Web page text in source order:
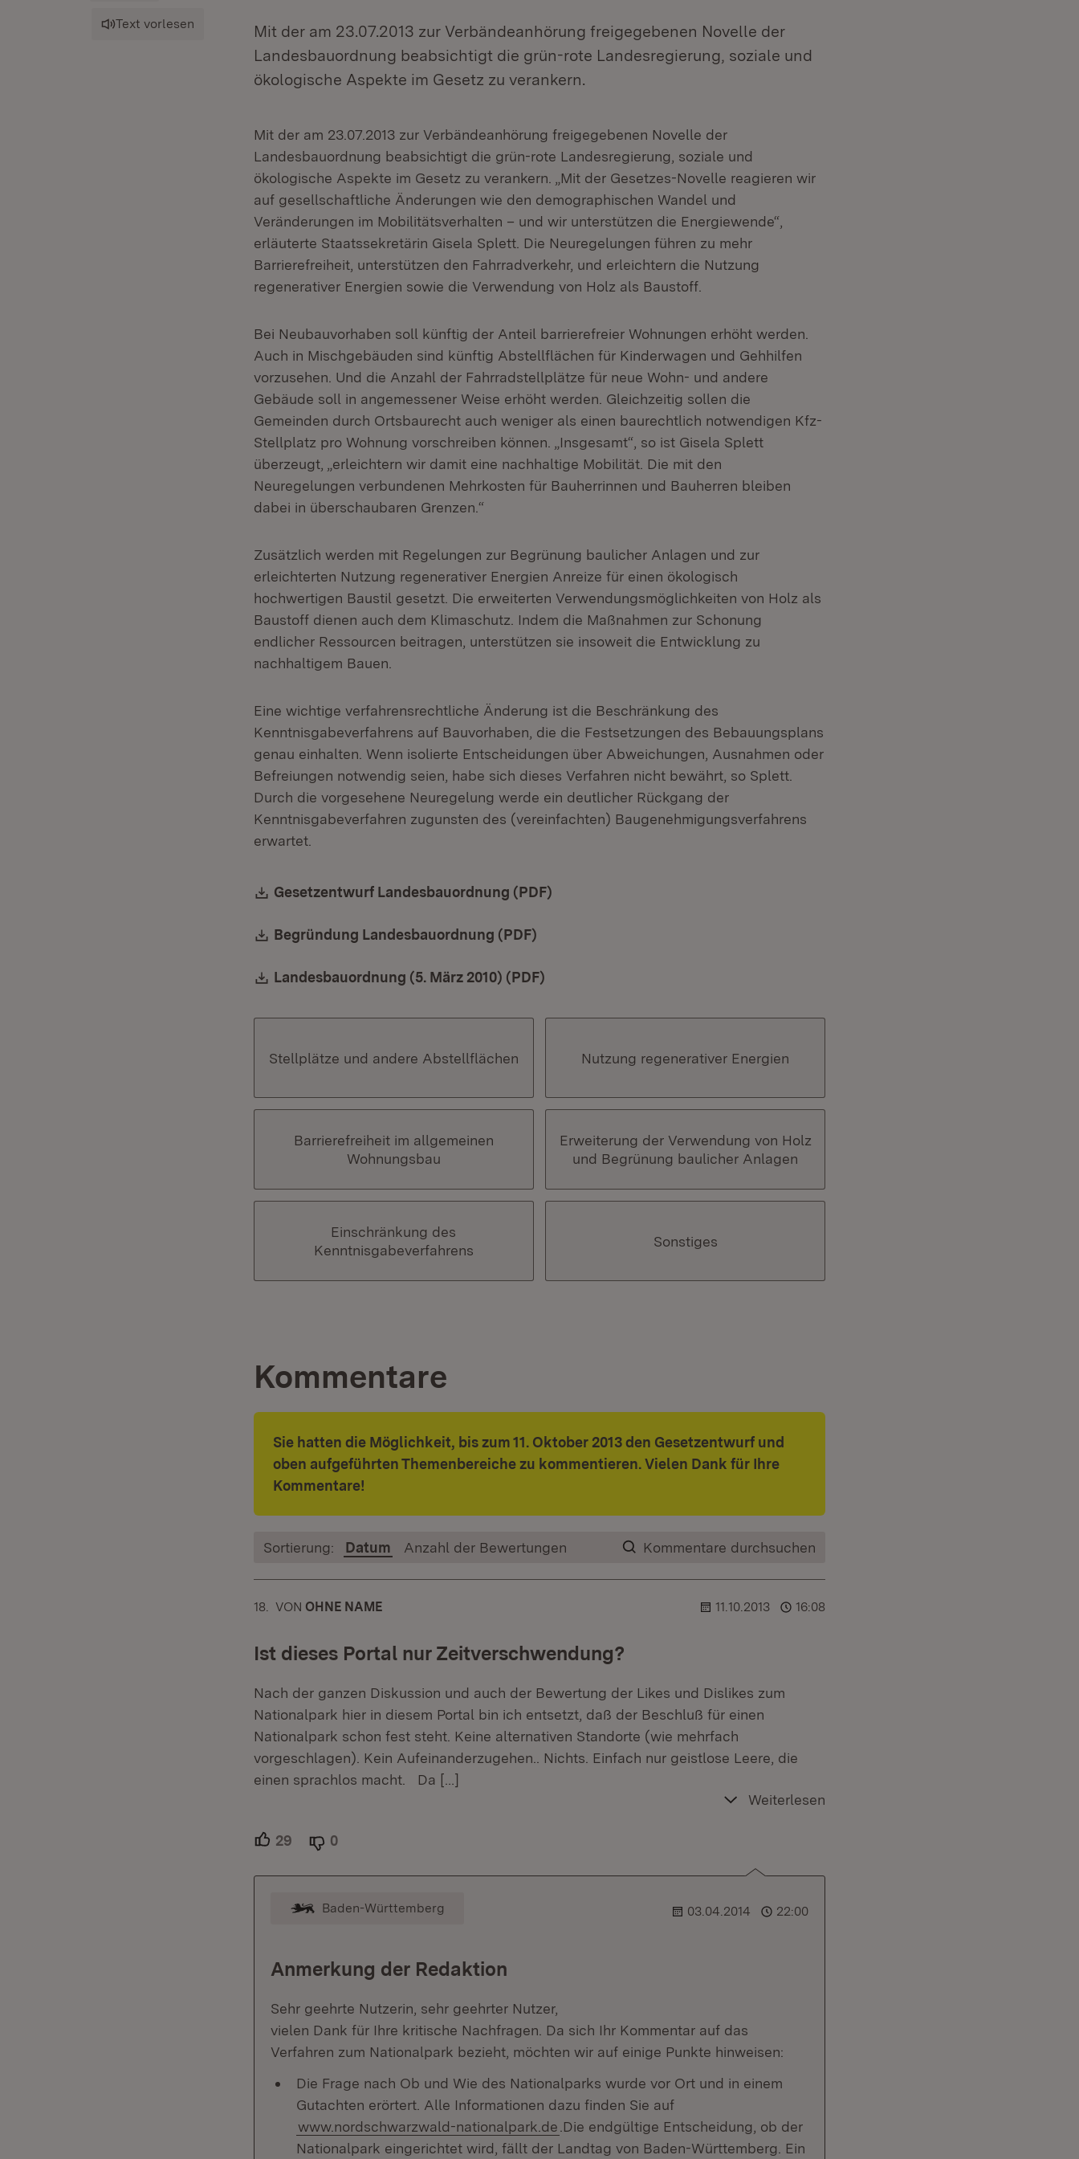
Mit der am 23.07.2013 zur Verbändeanhörung freigegebenen Novelle der
Landesbauordnung beabsichtigt die grün-rote Landesregierung, soziale und
ökologische Aspekte im Gesetz zu verankern.
Text vorlesen
Mit der am 23.07.2013 zur Verbändeanhörung freigegebenen Novelle der
Landesbauordnung beabsichtigt die grün-rote Landesregierung, soziale und
ökologische Aspekte im Gesetz zu verankern. „Mit der Gesetzes-Novelle reagieren wir
auf gesellschaftliche Änderungen wie den demographischen Wandel und
Veränderungen im Mobilitätsverhalten – und wir unterstützen die Energiewende“,
erläuterte Staatssekretärin Gisela Splett. Die Neuregelungen führen zu mehr
Barrierefreiheit, unterstützen den Fahrradverkehr, und erleichtern die Nutzung
regenerativer Energien sowie die Verwendung von Holz als Baustoff.
Bei Neubauvorhaben soll künftig der Anteil barrierefreier Wohnungen erhöht werden.
Auch in Mischgebäuden sind künftig Abstellflächen für Kinderwagen und Gehhilfen
vorzusehen. Und die Anzahl der Fahrradstellplätze für neue Wohn- und andere
Gebäude soll in angemessener Weise erhöht werden. Gleichzeitig sollen die
Gemeinden durch Ortsbaurecht auch weniger als einen baurechtlich notwendigen Kfz-
Stellplatz pro Wohnung vorschreiben können. „Insgesamt“, so ist Gisela Splett
überzeugt, „erleichtern wir damit eine nachhaltige Mobilität. Die mit den
Neuregelungen verbundenen Mehrkosten für Bauherrinnen und Bauherren bleiben
dabei in überschaubaren Grenzen.“
Zusätzlich werden mit Regelungen zur Begrünung baulicher Anlagen und zur
erleichterten Nutzung regenerativer Energien Anreize für einen ökologisch
hochwertigen Baustil gesetzt. Die erweiterten Verwendungsmöglichkeiten von Holz als
Baustoff dienen auch dem Klimaschutz. Indem die Maßnahmen zur Schonung
endlicher Ressourcen beitragen, unterstützen sie insoweit die Entwicklung zu
nachhaltigem Bauen.
Eine wichtige verfahrensrechtliche Änderung ist die Beschränkung des
Kenntnisgabeverfahrens auf Bauvorhaben, die die Festsetzungen des Bebauungsplans
genau einhalten. Wenn isolierte Entscheidungen über Abweichungen, Ausnahmen oder
Befreiungen notwendig seien, habe sich dieses Verfahren nicht bewährt, so Splett.
Durch die vorgesehene Neuregelung werde ein deutlicher Rückgang der
Kenntnisgabeverfahren zugunsten des (vereinfachten) Baugenehmigungsverfahrens
erwartet.
Download:
Gesetzentwurf Landesbauordnung (PDF)
Download:
Begründung Landesbauordnung (PDF)
Download:
Landesbauordnung (5. März 2010) (PDF)
Stellplätze und andere Abstellflächen Nutzung regenerativer Energien
Barrierefreiheit im allgemeinen
Wohnungsbau
Erweiterung der Verwendung von Holz
und Begrünung baulicher Anlagen
Einschränkung des
Kenntnisgabeverfahrens
Sonstiges
Kommentare
Sie hatten die Möglichkeit, bis zum 11. Oktober 2013 den Gesetzentwurf und
oben aufgeführten Themenbereiche zu kommentieren. Vielen Dank für Ihre
Kommentare!
Kommentare durchsuchen
Sortierung: Datum Anzahl der Bewertungen
18. KOMMENTAR
VON :OHNE NAME 11.10.2013 16:08
Ist dieses Portal nur Zeitverschwendung?
Nach der ganzen Diskussion und auch der Bewertung der Likes und Dislikes zum
Nationalpark hier in diesem Portal bin ich entsetzt, daß der Beschluß für einen
Nationalpark schon fest steht. Keine alternativen Standorte (wie mehrfach
vorgeschlagen). Kein Aufeinanderzugehen.. Nichts. Einfach nur geistlose Leere, die
einen sprachlos macht. Da […]
Weiterlesen
29 Unterstützer.
0
Kommentar vom Moderator
Baden-Württemberg 03.04.2014 22:00
Anmerkung der Redaktion
Sehr geehrte Nutzerin, sehr geehrter Nutzer,
vielen Dank für Ihre kritische Nachfragen. Da sich Ihr Kommentar auf das
Verfahren zum Nationalpark bezieht, möchten wir auf einige Punkte hinweisen:
Die Frage nach Ob und Wie des Nationalparks wurde vor Ort und in einem
Gutachten erörtert. Alle Informationen dazu finden Sie auf
www.nordschwarzwald-nationalpark.de.Die endgültige Entscheidung, ob der
Nationalpark eingerichtet wird, fällt der Landtag von Baden-Württemberg. Ein